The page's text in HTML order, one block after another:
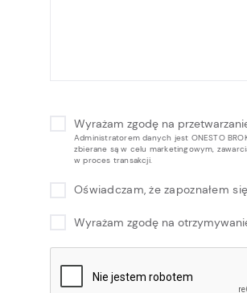
Wyrażam zgodę na
Administratorem danych jest ONESTO
zbierane są w celu marketingowym,
w proces transakcji.
Oświadczam, że zapoznałem
Wyrażam zgodę na